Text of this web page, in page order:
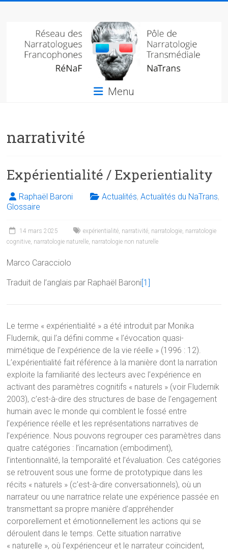
Réseau
des
narratologues
francophone
de
narratologie
(NaTrans)
Menu
narrativité
Expérientialité / Experientiality
Raphaël Baroni Actualités,Actualités du NaTrans,
Glossaire
14 mars 2025 expérientialité, narrativité, narratologie, narratologie
cognitive, narratologie naturelle, narratologie non naturelle
Marco Caracciolo
Traduit de l’anglais par Raphaël Baroni[1]
Le terme « expérientialité » a été introduit par Monika
Fludernik, qui l’a défini comme « l’évocation quasi-
mimétique de l’expérience de la vie réelle » (1996 : 12).
L’expérientialité fait référence à la manière dont la narration
exploite la familiarité des lecteurs avec l’expérience en
activant des paramètres cognitifs « naturels » (voir Fludernik
2003), c’est-à-dire des structures de base de l’engagement
humain avec le monde qui comblent le fossé entre
l’expérience réelle et les représentations narratives de
l’expérience. Nous pouvons regrouper ces paramètres dans
quatre catégories : l’incarnation (embodiment),
l’intentionnalité, la temporalité et l’évaluation. Ces catégories
se retrouvent sous une forme de prototypique dans les
récits « naturels » (c’est-à-dire conversationnels), où un
narrateur ou une narratrice relate une expérience passée en
transmettant sa propre manière d’appréhender
corporellement et émotionnellement les actions qui se
déroulent dans le temps. Cette situation narrative
« naturelle », où l’expérienceur et le narrateur coïncident,